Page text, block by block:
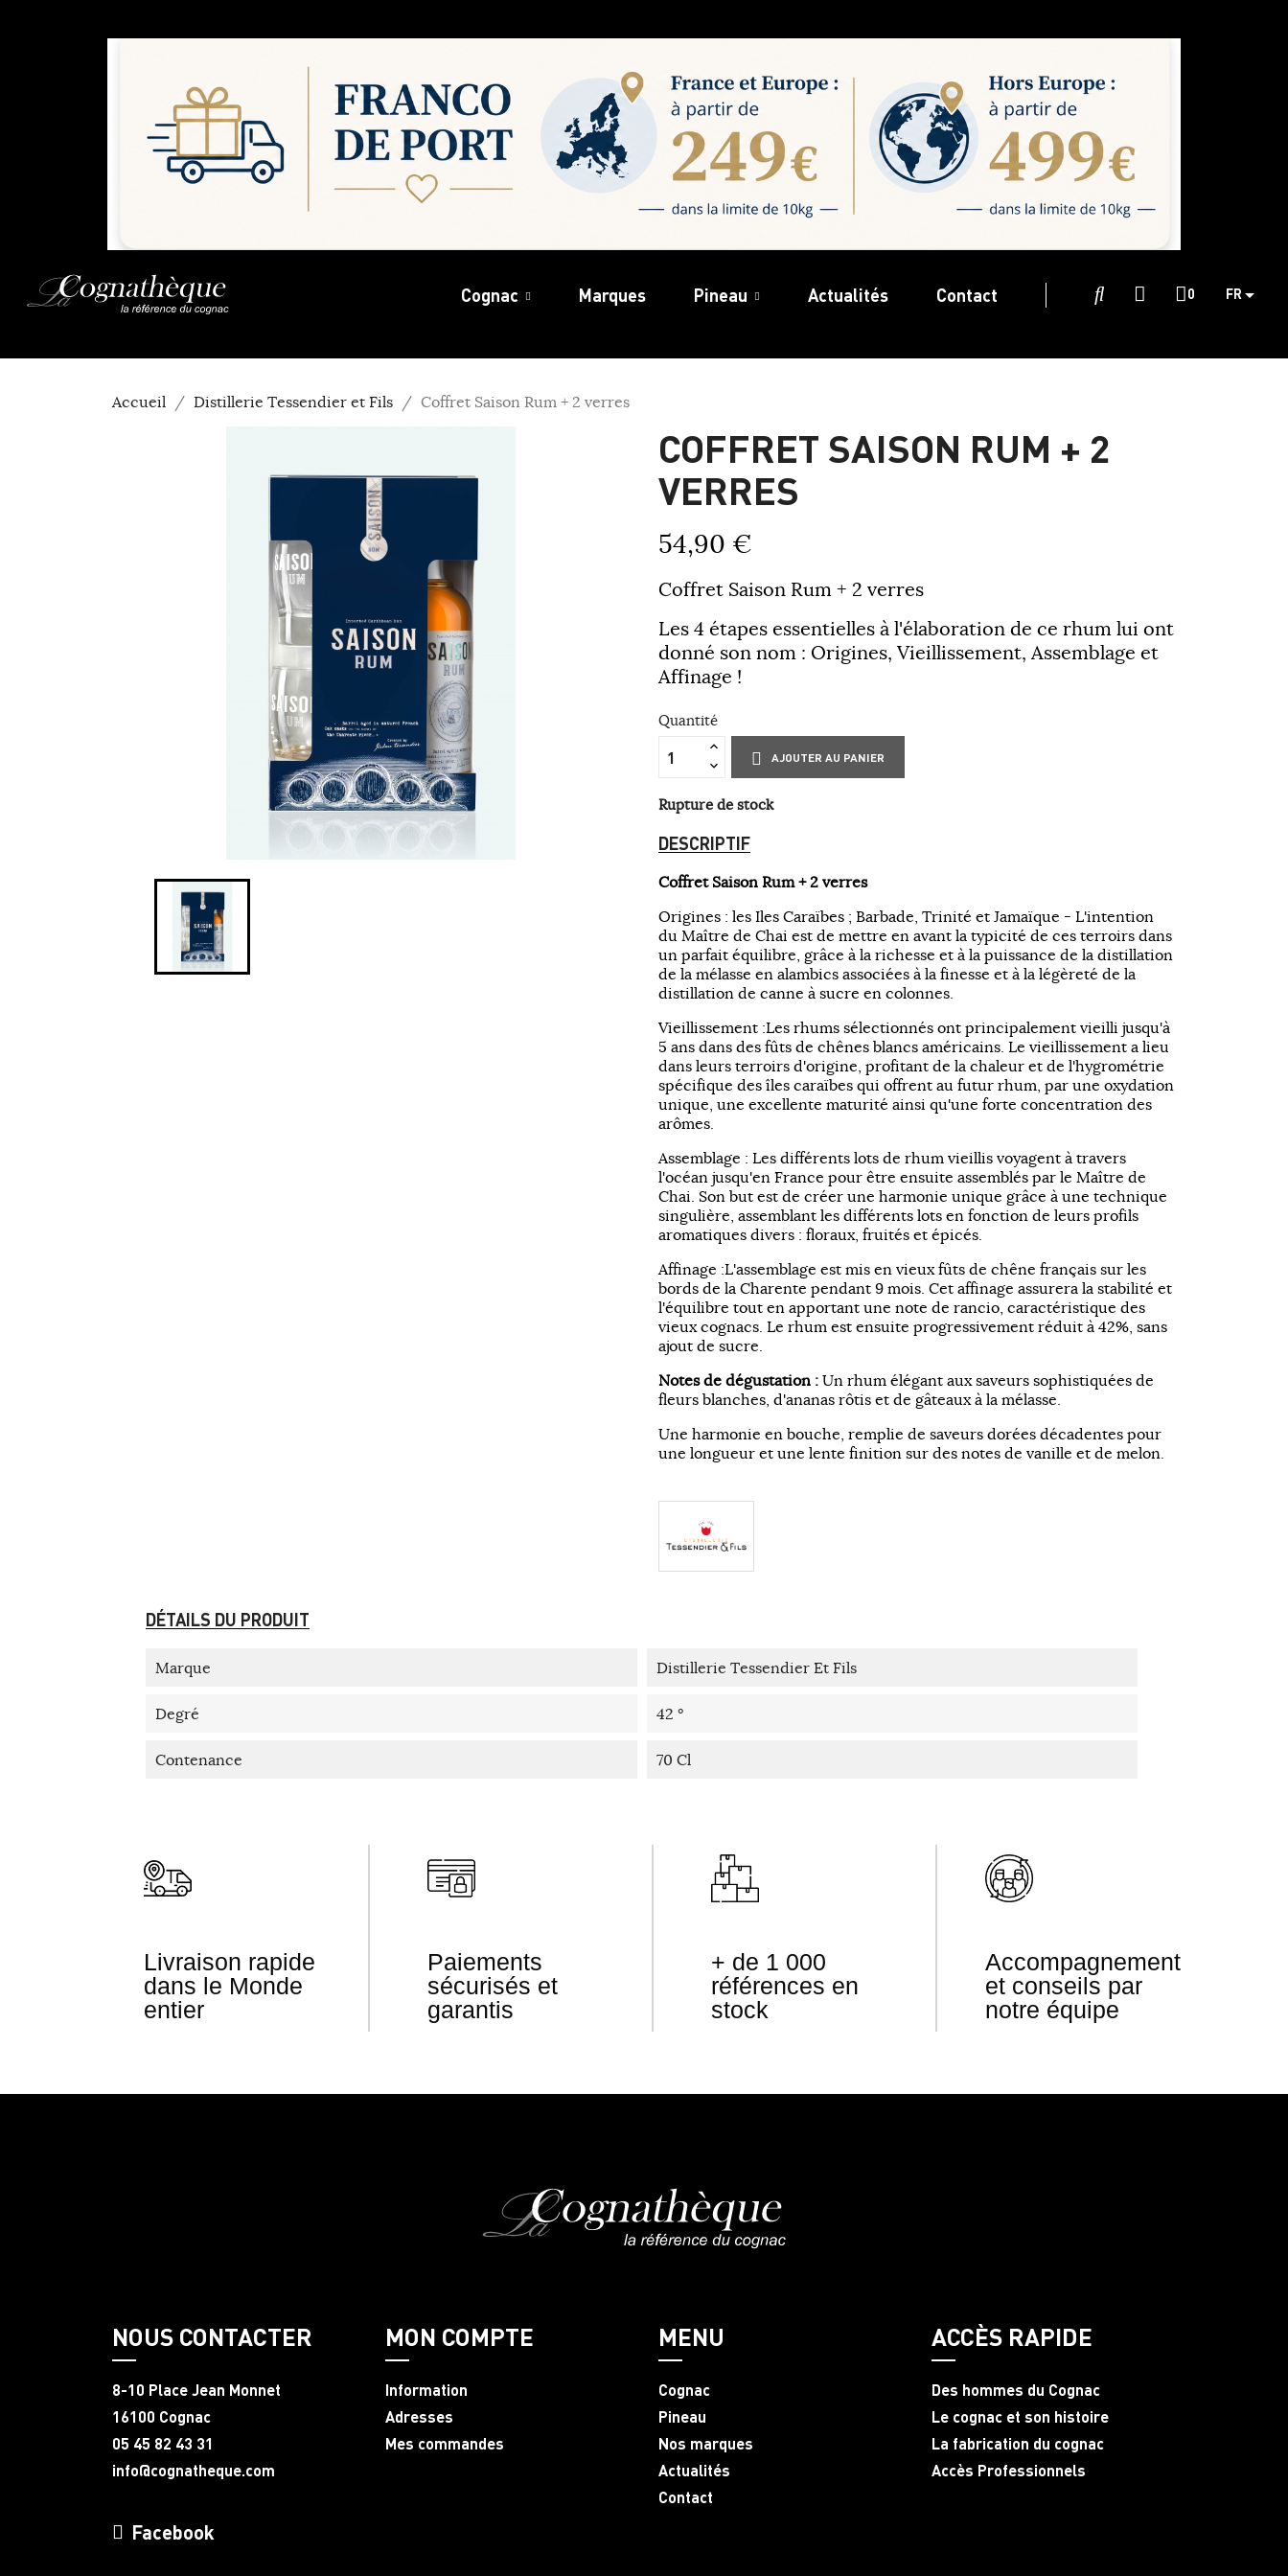
Cognac Marques Pineau Actualités Contact 0 FR
Accueil Distillerie Tessendier et Fils Coffret Saison Rum + 2 verres
COFFRET SAISON RUM + 2
VERRES
54,90 €
Coffret Saison Rum + 2 verres
Les 4 étapes essentielles à l'élaboration de ce rhum lui ont
donné son nom : Origines, Vieillissement, Assemblage et
Affinage !
Quantité
AJOUTER AU PANIER
Rupture de stock
DESCRIPTIF
Coffret Saison Rum + 2 verres
Origines : les Iles Caraïbes ; Barbade, Trinité et Jamaïque - L'intention
du Maître de Chai est de mettre en avant la typicité de ces terroirs dans
un parfait équilibre, grâce à la richesse et à la puissance de la distillation
de la mélasse en alambics associées à la finesse et à la légèreté de la
distillation de canne à sucre en colonnes.
Vieillissement :Les rhums sélectionnés ont principalement vieilli jusqu'à
5 ans dans des fûts de chênes blancs américains. Le vieillissement a lieu
dans leurs terroirs d'origine, profitant de la chaleur et de l'hygrométrie
spécifique des îles caraïbes qui offrent au futur rhum, par une oxydation
unique, une excellente maturité ainsi qu'une forte concentration des
arômes.
Assemblage : Les différents lots de rhum vieillis voyagent à travers
l'océan jusqu'en France pour être ensuite assemblés par le Maître de
Chai. Son but est de créer une harmonie unique grâce à une technique
singulière, assemblant les différents lots en fonction de leurs profils
aromatiques divers : floraux, fruités et épicés.
Affinage :L'assemblage est mis en vieux fûts de chêne français sur les
bords de la Charente pendant 9 mois. Cet affinage assurera la stabilité et
l'équilibre tout en apportant une note de rancio, caractéristique des
vieux cognacs. Le rhum est ensuite progressivement réduit à 42%, sans
ajout de sucre.
Notes de dégustation : Un rhum élégant aux saveurs sophistiquées de
fleurs blanches, d'ananas rôtis et de gâteaux à la mélasse.
Une harmonie en bouche, remplie de saveurs dorées décadentes pour
une longueur et une lente finition sur des notes de vanille et de melon.
DÉTAILS DU PRODUIT
Marque Distillerie Tessendier Et Fils
Degré 42 °
Contenance 70 Cl
Livraison rapide
dans le Monde
entier
Paiements
sécurisés et
garantis
+ de 1 000
références en
stock
Accompagnement
et conseils par
notre équipe
NOUS CONTACTER
8-10 Place Jean Monnet
16100 Cognac
05 45 82 43 31
info@cognatheque.com
MON COMPTE
Information
Adresses
Mes commandes
MENU
Cognac
Pineau
Nos marques
Actualités
Contact
ACCÈS RAPIDE
Des hommes du Cognac
Le cognac et son histoire
La fabrication du cognac
Accès Professionnels
Facebook